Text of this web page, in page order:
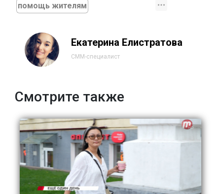
помощь жителям
Екатерина Елистратова
СММ-специалист
Смотрите также